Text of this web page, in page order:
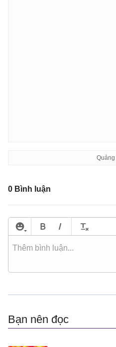
0 Bình luận
Bạn nên đọc